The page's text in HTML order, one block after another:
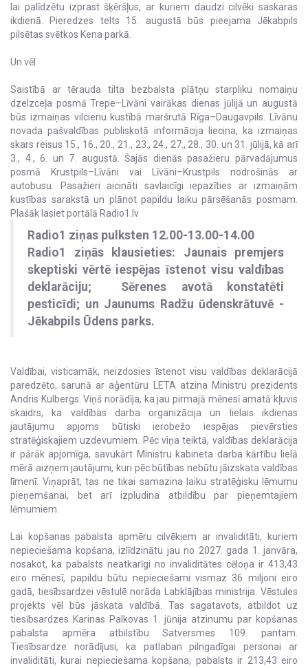
lai palīdzētu izprast šķēršļus, ar kuriem daudzi cilvēki saskaras
ikdienā. Pieredzes telts 15. augustā būs pieejama Jēkabpils
pilsētas svētkos Kena parkā.
Un vēl
Saistībā ar tērauda tilta bezbalsta plātņu starpliku nomaiņu
dzelzceļa posmā Trepe–Līvāni vairākas dienas jūlijā un augustā
būs izmaiņas vilcienu kustībā maršrutā Rīga–Daugavpils. Līvānu
novada pašvaldības publiskotā informācija liecina, ka izmaiņas
skars reisus 15., 16., 20., 21., 23., 24., 27., 28., 30. un 31. jūlijā, kā arī
3., 4., 6. un 7. augustā. Šajās dienās pasažieru pārvadājumus
posmā Krustpils–Līvāni vai Līvāni–Krustpils nodrošinās ar
autobusu. Pasažieri aicināti savlaicīgi iepazīties ar izmaiņām
kustības sarakstā un plānot papildu laiku pārsēšanās posmam.
Plašāk lasiet portālā Radio1.lv
Radio1 ziņas pulksten 12.00-13.00-14.00
Radio1 ziņās klausieties: Jaunais premjers
skeptiski vērtē iespējas īstenot visu valdības
deklarāciju; Sērenes avotā konstatēti
pesticīdi; un Jaunums Radžu ūdenskrātuvē -
Jēkabpils Ūdens parks.
Valdībai, visticamāk, neizdosies īstenot visu valdības deklarācijā
paredzēto, sarunā ar aģentūru LETA atzina Ministru prezidents
Andris Kulbergs. Viņš norādīja, ka jau pirmajā mēnesī amatā kļuvis
skaidrs, ka valdības darba organizācija un lielais ikdienas
jautājumu apjoms būtiski ierobežo iespējas pievērsties
stratēģiskajiem uzdevumiem. Pēc viņa teiktā, valdības deklarācija
ir pārāk apjomīga, savukārt Ministru kabineta darba kārtību lielā
mērā aizņem jautājumi, kuri pēc būtības nebūtu jāizskata valdības
līmenī. Viņaprāt, tas ne tikai samazina laiku stratēģisku lēmumu
pieņemšanai, bet arī izpludina atbildību par pieņemtajiem
lēmumiem.
Lai kopšanas pabalsta apmēru cilvēkiem ar invaliditāti, kuriem
nepieciešama kopšana, izlīdzinātu jau no 2027. gada 1. janvāra,
nosakot, ka pabalsts neatkarīgi no invaliditātes cēloņa ir 413,43
eiro mēnesī, papildu būtu nepieciešami vismaz 36 miljoni eiro
gadā, tiesībsardzei vēstulē norāda Labklājības ministrija. Vēstules
projekts vēl būs jāskata valdībā. Tas sagatavots, atbildot uz
tiesībsardzes Karinas Palkovas 1. jūnija atzinumu par kopšanas
pabalsta apmēra atbilstību Satversmes 109. pantam.
Tiesībsardze norādījusi, ka patlaban pilngadīgai personai ar
invaliditāti, kurai nepieciešama kopšana, pabalsts ir 213,43 eiro